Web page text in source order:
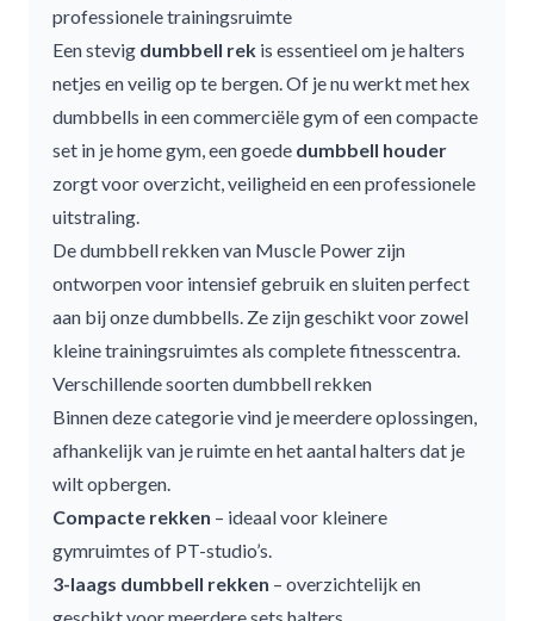
professionele trainingsruimte
Een stevig dumbbell rek is essentieel om je halters
netjes en veilig op te bergen. Of je nu werkt methex
dumbbells in een commerciële gym of eencompacte
set in je home gym, een goede dumbbell houder
zorgt voor overzicht, veiligheid en een professionele
uitstraling.
Dedumbbell rekkenvan Muscle Power zijn
ontworpen voor intensief gebruik en sluiten perfect
aan bij onzedumbbells. Ze zijn geschikt voor zowel
kleine trainingsruimtes als complete fitnesscentra.
Verschillende soorten dumbbell rekken
Binnen deze categorie vind je meerdere oplossingen,
afhankelijk van je ruimte en het aantal halters dat je
wilt opbergen.
Compacte rekken – ideaal voor kleinere
gymruimtes of PT-studio’s.
3-laags dumbbell rekken – overzichtelijk en